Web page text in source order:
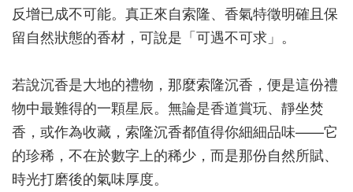
反增已成不可能。真正來自索隆、香氣特徵明確且保
留自然狀態的香材，可說是「可遇不可求」。
若說沉香是大地的禮物，那麼索隆沉香，便是這份禮
物中最難得的一顆星辰。無論是香道賞玩、靜坐焚
香，或作為收藏，索隆沉香都值得你細細品味——它
的珍稀，不在於數字上的稀少，而是那份自然所賦、
時光打磨後的氣味厚度。